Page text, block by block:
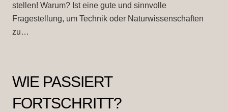
stellen! Warum? Ist eine gute und sinnvolle
Fragestellung, um Technik oder Naturwissenschaften
zu…
WIE PASSIERT
FORTSCHRITT?